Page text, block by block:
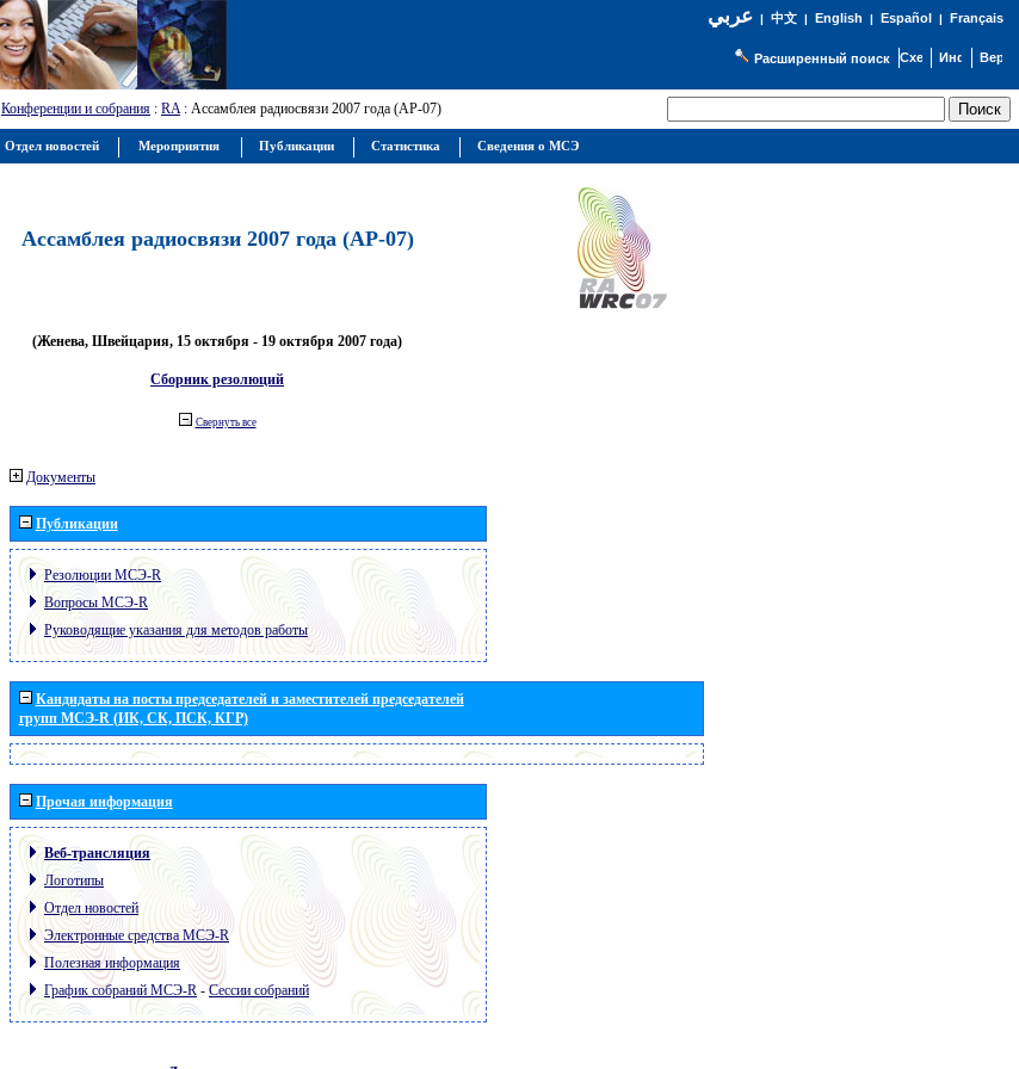
عربي| 中文| English | Español | Français
Расширенный поиск
Конференции и собрания : RA: Ассамблея радиосвязи 2007 года (АР-07)
Ассамблея радиосвязи 2007 года (АР-07)
(Женева, Швейцария, 15 октября - 19 октября 2007 года)
Сборник резолюций
Свернуть все
Документы
Публикации
Резолюции МСЭ-R
Вопросы МСЭ-R
Руководящие указания для методов работы
Кандидаты на посты председателей и заместителей председателей
групп МСЭ-R (ИК, СК, ПСК, КГР)
Прочая информация
Веб-трансляция
Логотипы
Отдел новостей
Электронные средства МСЭ-R
Полезная информация
График собраний МСЭ-R -Сессии собраний
Отдел новостей Мероприятия Публикации Статистика Сведения о МСЭ